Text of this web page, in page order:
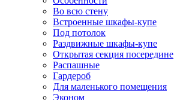
Во всю стену
Встроенные шкафы-купе
Под потолок
Раздвижные шкафы-купе
Открытая секция посередине
Распашные
Гардероб
Для маленького помещения
Эконом